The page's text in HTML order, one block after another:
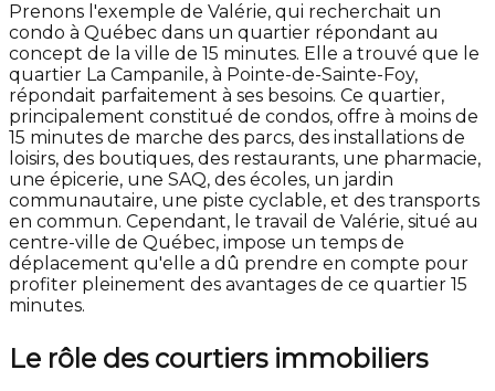
Prenons l'exemple de Valérie, qui recherchait un
condo à Québec dans un quartier répondant au
concept de la ville de 15 minutes. Elle a trouvé que le
quartier La Campanile, à Pointe-de-Sainte-Foy,
répondait parfaitement à ses besoins. Ce quartier,
principalement constitué de condos, offre à moins de
15 minutes de marche des parcs, des installations de
loisirs, des boutiques, des restaurants, une pharmacie,
une épicerie, une SAQ, des écoles, un jardin
communautaire, une piste cyclable, et des transports
en commun. Cependant, le travail de Valérie, situé au
centre-ville de Québec, impose un temps de
déplacement qu'elle a dû prendre en compte pour
profiter pleinement des avantages de ce quartier 15
minutes.
Le rôle des courtiers immobiliers